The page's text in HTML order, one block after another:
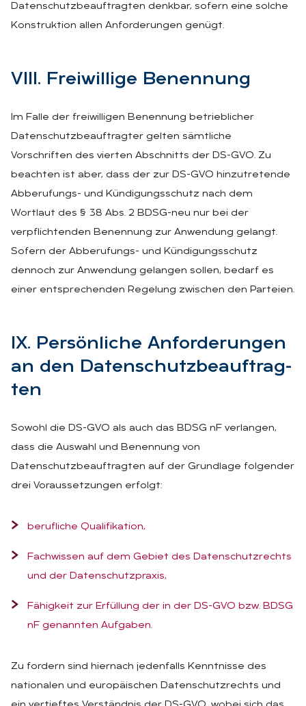
Datenschutzbeauftragten denkbar, sofern eine solche
Konstruktion allen Anforderungen genügt.
VIII. Frei­wil­li­ge Be­nen­nung
Im Falle der freiwilligen Benennung betrieblicher
Datenschutzbeauftragter gelten sämtliche
Vorschriften des vierten Abschnitts der DS-GVO. Zu
beachten ist aber, dass der zur DS-GVO hinzutretende
Abberufungs- und Kündigungsschutz nach dem
Wortlaut des § 38 Abs. 2 BDSG-neu nur bei der
verpflichtenden Benennung zur Anwendung gelangt.
Sofern der Abberufungs- und Kündigungsschutz
dennoch zur Anwendung gelangen sollen, bedarf es
einer entsprechenden Regelung zwischen den Parteien.
IX. Per­sön­li­che An­for­de­run­gen
an den Da­ten­schutz­be­auf­trag­
ten
Sowohl die DS-GVO als auch das BDSG nF verlangen,
dass die Auswahl und Benennung von
Datenschutzbeauftragten auf der Grundlage folgender
drei Voraussetzungen erfolgt:
berufliche Qualifikation,
Fachwissen auf dem Gebiet des Datenschutzrechts
und der Datenschutzpraxis,
Fähigkeit zur Erfüllung der in der DS-GVO bzw. BDSG
nF genannten Aufgaben.
Zu fordern sind hiernach jedenfalls Kenntnisse des
nationalen und europäischen Datenschutzrechts und